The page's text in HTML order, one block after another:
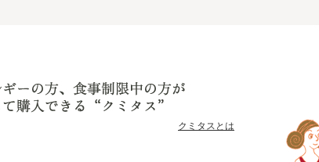
クミタスとは